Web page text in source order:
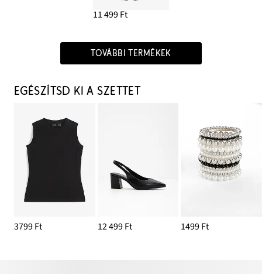
11 499 Ft
TOVÁBBI TERMÉKEK
EGÉSZÍTSD KI A SZETTET
3799 Ft 12 499 Ft 1499 Ft